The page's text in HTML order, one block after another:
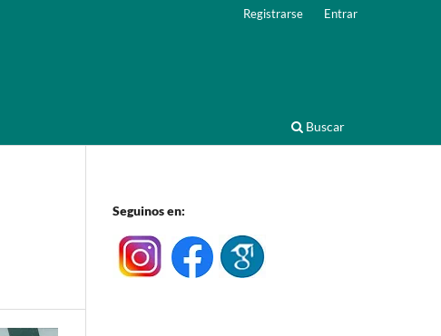
Buscar
Registrarse Entrar
Seguinos en: